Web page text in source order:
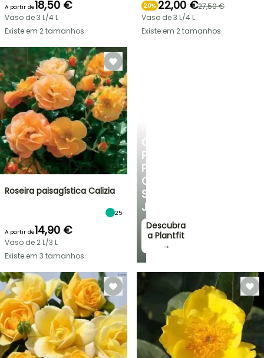
CONSELHOS
PERSONALIZADOS
PARA
O
SEU
JARDIM
Descubra
a Plantfit
→
A partir de18,50 €
Vaso de 3 L/4 L
Existe em 2 tamanhos
20% 22,00 €27,50 €
Vaso de 3 L/4 L
Existe em 2 tamanhos
Roseira paisagística Calizia
25
A partir de14,90 €
Vaso de 2 L/3 L
Existe em 3 tamanhos